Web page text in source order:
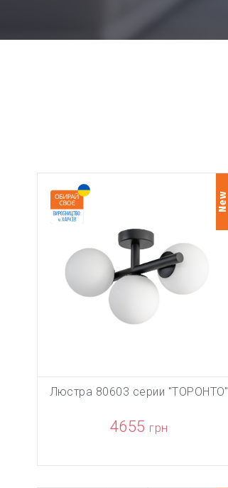
New
В КОРЗИНУ
Люстра 80603 серии "ТОРОНТО"
4655 грн